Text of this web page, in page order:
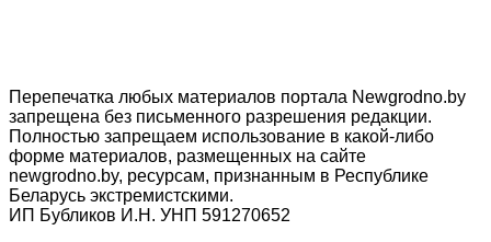
Перепечатка любых материалов портала Newgrodno.by
запрещена без письменного разрешения редакции.
Полностью запрещаем использование в какой-либо
форме материалов, размещенных на сайте
newgrodno.by, ресурсам, признанным в Республике
Беларусь экстремистскими.
ИП Бубликов И.Н. УНП 591270652